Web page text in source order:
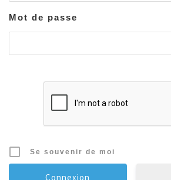
Mot de passe
Se souvenir de moi